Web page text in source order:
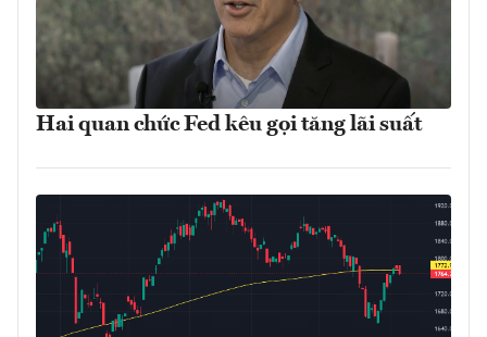
Hai quan chức Fed kêu gọi tăng lãi suất